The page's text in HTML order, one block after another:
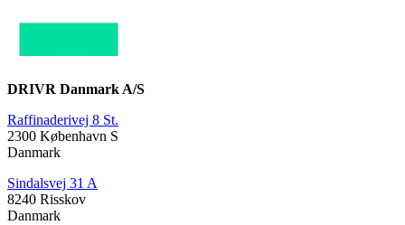
DRIVR Danmark A/S
Raffinaderivej 8 St.
2300 København S
Danmark
Sindalsvej 31 A
8240 Risskov
Danmark